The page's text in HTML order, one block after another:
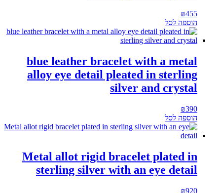
₪455
הוספה לסל
blue leather bracelet with a metal
alloy eye detail pleated in sterling
silver and crystal
₪390
הוספה לסל
Metal allot rigid bracelet plated in
sterling silver with an eye detail
₪920